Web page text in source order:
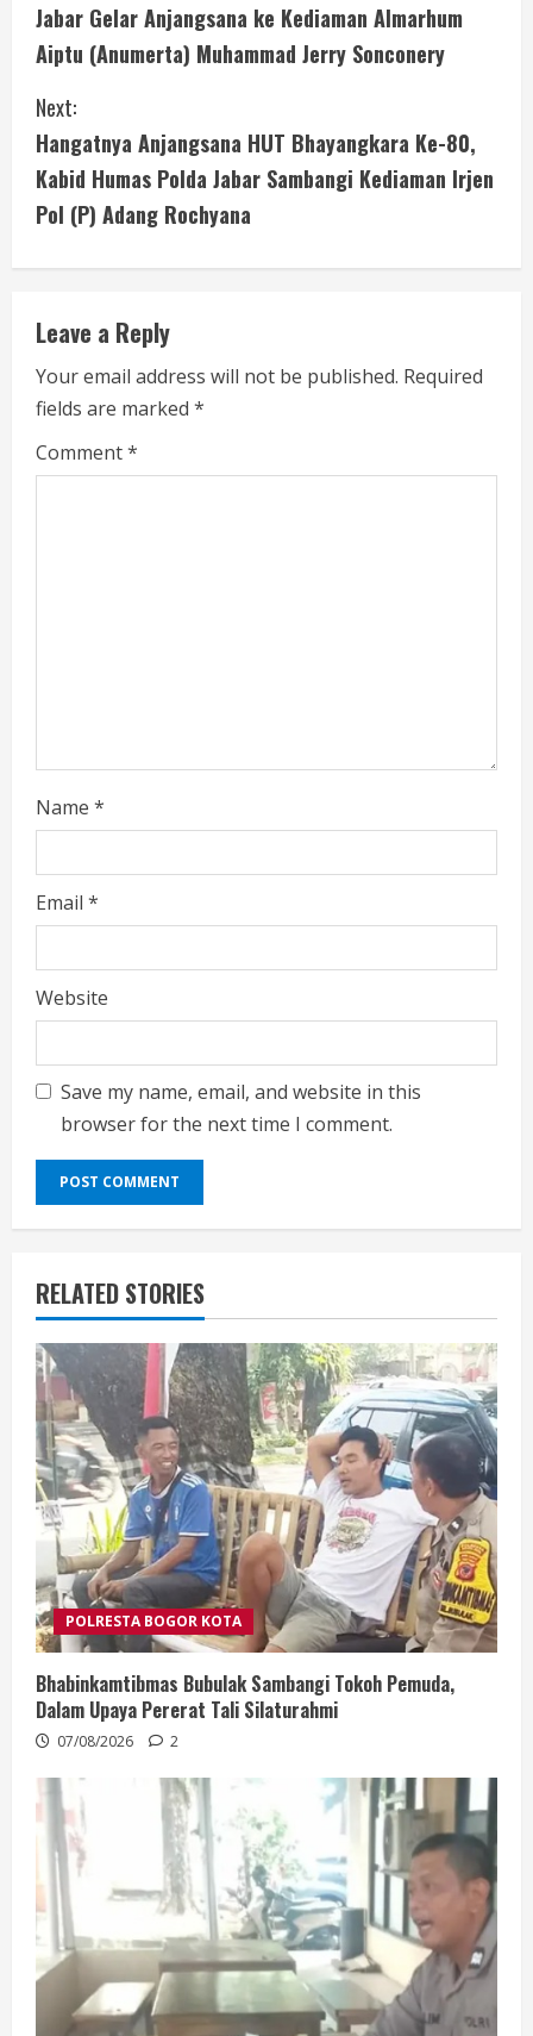
n
t
i
n
R
e
a
Jabar Gelar Anjangsana ke Kediaman Almarhum
Aiptu (Anumerta) Muhammad Jerry Sonconery
Next:
Hangatnya Anjangsana HUT Bhayangkara Ke-80,
Kabid Humas Polda Jabar Sambangi Kediaman Irjen
Pol (P) Adang Rochyana
Leave a Reply
Your email address will not be published. Required
fields are marked *
Comment*
Name *
Email *
Website
Save my name, email, and website in this
browser for the next time I comment.
RELATED STORIES
POLRESTA BOGOR KOTA
Bhabinkamtibmas Bubulak Sambangi Tokoh Pemuda,
Dalam Upaya Pererat Tali Silaturahmi
07/08/2026 2